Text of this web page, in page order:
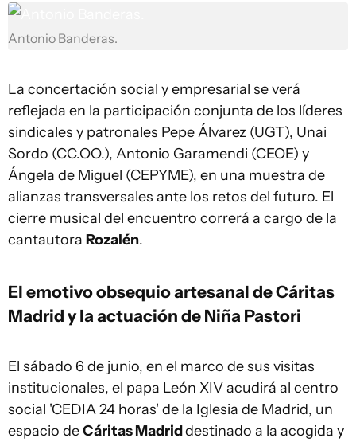
Antonio Banderas.
La concertación social y empresarial se verá
reflejada en la participación conjunta de los líderes
sindicales y patronales Pepe Álvarez (UGT), Unai
Sordo (CC.OO.), Antonio Garamendi (CEOE) y
Ángela de Miguel (CEPYME), en una muestra de
alianzas transversales ante los retos del futuro. El
cierre musical del encuentro correrá a cargo de la
cantautora Rozalén.
El emotivo obsequio artesanal de Cáritas
Madrid y la actuación de Niña Pastori
El sábado 6 de junio, en el marco de sus visitas
institucionales, el papa León XIV acudirá al centro
social 'CEDIA 24 horas' de la Iglesia de Madrid, un
espacio deCáritas Madriddestinado a la acogida y